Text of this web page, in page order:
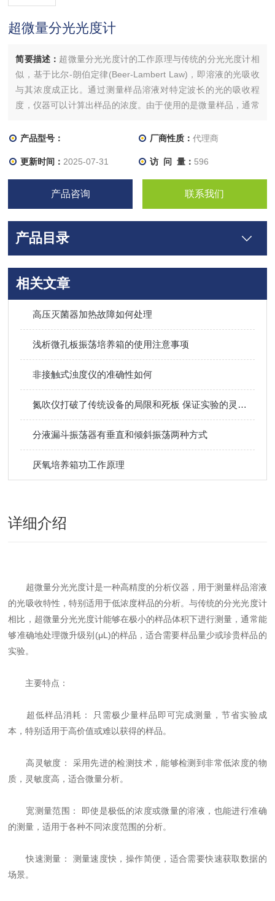
超微量分光光度计
简要描述： 超微量分光光度计的工作原理与传统的分光光度计相
似，基于比尔-朗伯定律(Beer-Lambert Law)，即溶液的光吸收
与其浓度成正比。通过测量样品溶液对特定波长的光的吸收程
度，仪器可以计算出样品的浓度。由于使用的是微量样品，通常
的样品也能获得准确的结果。
产品型号： 厂商性质： 代理商
更新时间： 2025-07-31 访 问 量： 596
产品咨询 联系我们
产品目录
相关文章
高压灭菌器加热故障如何处理
浅析微孔板振荡培养箱的使用注意事项
非接触式浊度仪的准确性如何
氮吹仪打破了传统设备的局限和死板 保证实验的灵活性
分液漏斗振荡器有垂直和倾斜振荡两种方式
厌氧培养箱功工作原理
详细介绍
超微量分光光度计是一种高精度的分析仪器，用于测量样品溶液
的光吸收特性，特别适用于低浓度样品的分析。与传统的分光光度计
相比，超微量分光光度计能够在极小的样品体积下进行测量，通常能
够准确地处理微升级别(μL)的样品，适合需要样品量少或珍贵样品的
实验。
主要特点：
超低样品消耗： 只需极少量样品即可完成测量，节省实验成
本，特别适用于高价值或难以获得的样品。
高灵敏度： 采用先进的检测技术，能够检测到非常低浓度的物
质，灵敏度高，适合微量分析。
宽测量范围： 即使是极低的浓度或微量的溶液，也能进行准确
的测量，适用于各种不同浓度范围的分析。
快速测量： 测量速度快，操作简便，适合需要快速获取数据的
场景。